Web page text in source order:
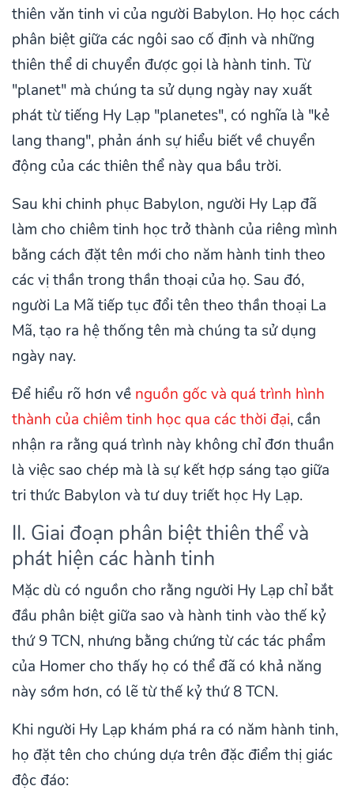
thiên văn tinh vi của người Babylon. Họ học cách
phân biệt giữa các ngôi sao cố định và những
thiên thể di chuyển được gọi là hành tinh. Từ
"planet" mà chúng ta sử dụng ngày nay xuất
phát từ tiếng Hy Lạp "planetes", có nghĩa là "kẻ
lang thang", phản ánh sự hiểu biết về chuyển
động của các thiên thể này qua bầu trời.
Sau khi chinh phục Babylon, người Hy Lạp đã
làm cho chiêm tinh học trở thành của riêng mình
bằng cách đặt tên mới cho năm hành tinh theo
các vị thần trong thần thoại của họ. Sau đó,
người La Mã tiếp tục đổi tên theo thần thoại La
Mã, tạo ra hệ thống tên mà chúng ta sử dụng
ngày nay.
Để hiểu rõ hơn về nguồn gốc và quá trình hình
thành của chiêm tinh học qua các thời đại, cần
nhận ra rằng quá trình này không chỉ đơn thuần
là việc sao chép mà là sự kết hợp sáng tạo giữa
tri thức Babylon và tư duy triết học Hy Lạp.
II. Giai đoạn phân biệt thiên thể và
phát hiện các hành tinh
Mặc dù có nguồn cho rằng người Hy Lạp chỉ bắt
đầu phân biệt giữa sao và hành tinh vào thế kỷ
thứ 9 TCN, nhưng bằng chứng từ các tác phẩm
của Homer cho thấy họ có thể đã có khả năng
này sớm hơn, có lẽ từ thế kỷ thứ 8 TCN.
Khi người Hy Lạp khám phá ra có năm hành tinh,
họ đặt tên cho chúng dựa trên đặc điểm thị giác
độc đáo: